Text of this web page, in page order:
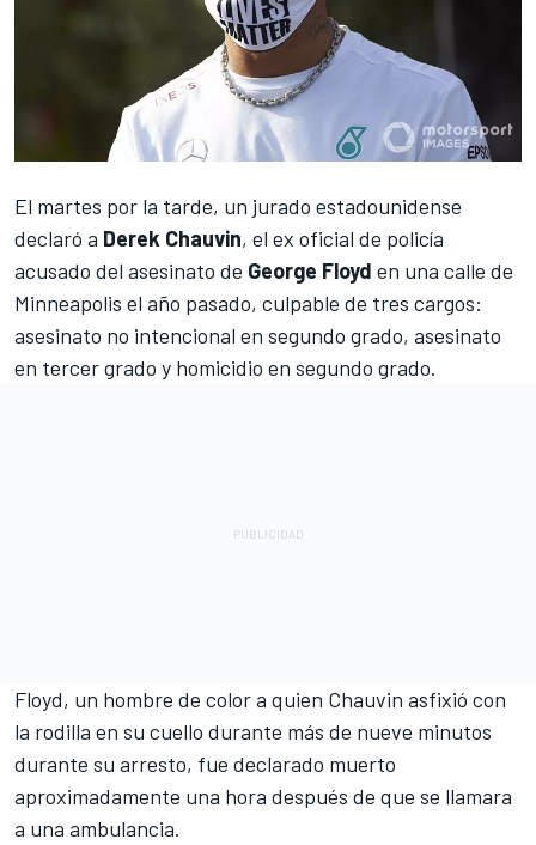
El martes por la tarde, un jurado estadounidense
declaró a Derek Chauvin, el ex oficial de policía
acusado del asesinato de George Floyd en una calle de
Minneapolis el año pasado, culpable de tres cargos:
asesinato no intencional en segundo grado, asesinato
en tercer grado y homicidio en segundo grado.
Floyd, un hombre de color a quien Chauvin asfixió con
la rodilla en su cuello durante más de nueve minutos
durante su arresto, fue declarado muerto
aproximadamente una hora después de que se llamara
a una ambulancia.